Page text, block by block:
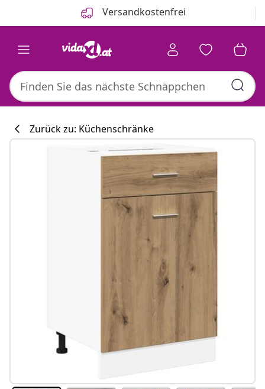
Versandkostenfrei
Zurück zu: Küchenschränke